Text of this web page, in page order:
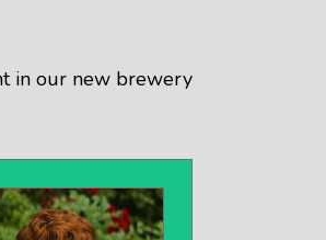
in our new brewery